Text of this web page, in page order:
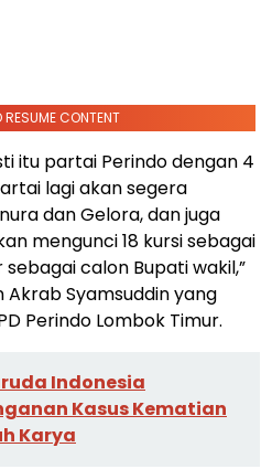
RESUME CONTENT
itu partai Perindo dengan 4
lagi akan segera
dan Gelora, dan juga
mengunci 18 kursi sebagai
calon Bupati wakil,”
Akrab Syamsuddin yang
Perindo Lombok Timur.
Indonesia
Kasus Kematian
Karya